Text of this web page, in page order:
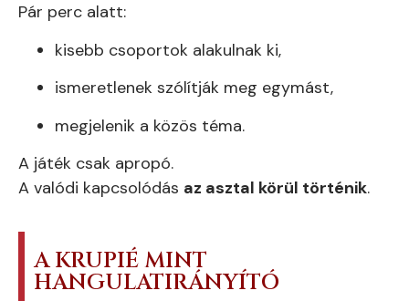
Pár perc alatt:
kisebb csoportok alakulnak ki,
ismeretlenek szólítják meg egymást,
megjelenik a közös téma.
A játék csak apropó.
A valódi kapcsolódás az asztal körül történik.
A KRUPIÉ MINT
HANGULATIRÁNYÍTÓ